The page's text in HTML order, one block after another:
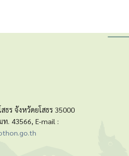
ธร จังหวัดยโสธร 35000
ท. 43566, E-mail :